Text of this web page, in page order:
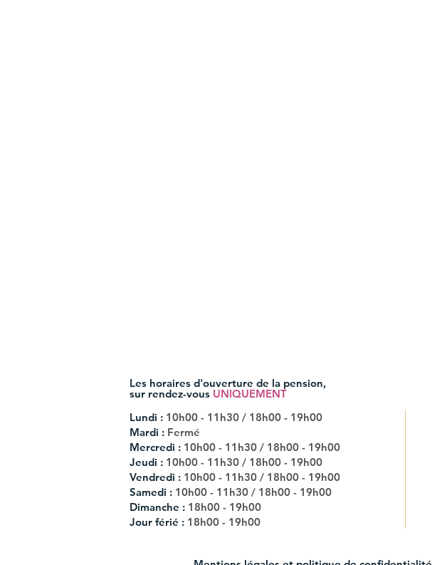
Les horaires d'ouverture de la pension​,
sur rendez-vous UNIQUEMENT
Lundi : 10h00 - 11h30 / 18h00 - 19h00
Mardi : Fermé
Mercredi : 10h00 - 11h30 / 18h00 - 19h00
Jeudi : 10h00 - 11h30 / 18h00 - 19h00
Vendredi : 10h00 - 11h30 / 18h00 - 19h00
Samedi : 10h00 - 11h30 / 18h00 - 19h00
Dimanche : 18h00 - 19h00
Jour férié : 18h00 - 19h00